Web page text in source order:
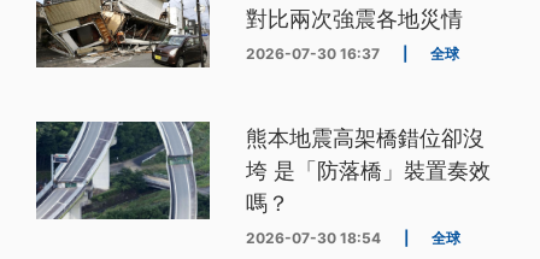
對比兩次強震各地災情
2026-07-30 16:37 全球
熊本地震高架橋錯位卻沒
垮 是「防落橋」裝置奏效
嗎？
2026-07-30 18:54 全球